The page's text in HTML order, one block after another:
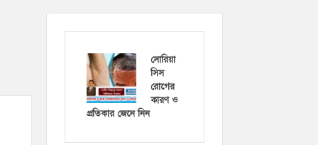
সোরিয়া
সিস
রোগের
কারণ ও
প্রতিকার জেনে নিন